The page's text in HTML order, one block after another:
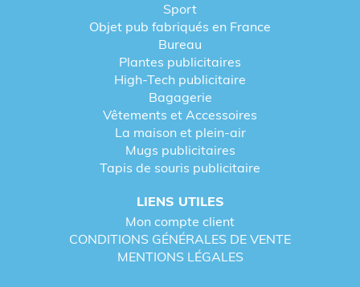
Sport
Objet pub fabriqués en France
Bureau
Plantes publicitaires
High-Tech publicitaire
Bagagerie
Vêtements et Accessoires
La maison et plein-air
Mugs publicitaires
Tapis de souris publicitaire
LIENS UTILES
Mon compte client
CONDITIONS GÉNÉRALES DE VENTE
MENTIONS LÉGALES